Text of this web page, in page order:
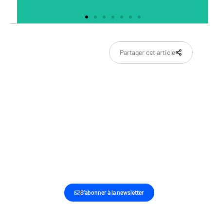
Partager cet article
S’abonner à la newsletter